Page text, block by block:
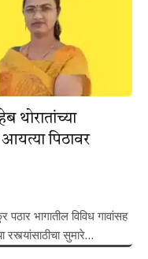
थोरातांच्या
पिठावर
भागातील विविध गावांसह
रस्त्यांसाठीचा सुमारे…